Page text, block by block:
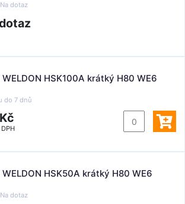
Na dotaz
HSK100A krátký H80 WE6
do 7 dnů
HSK50A krátký H80 WE6
Na dotaz